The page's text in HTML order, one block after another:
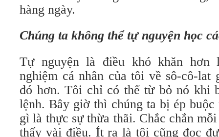
hàng ngày.
Chúng ta không thể tự nguyện học
Tự nguyện là điều khó khăn hơn
nghiệm cá nhân của tôi về sô-cô-lat
đó hơn. Tôi chỉ có thể từ bỏ nó khi
lệnh. Bây giờ thì chúng ta bị ép
gì là thực sự thừa thãi. Chắc chắn
thấy vài điều. Ít ra là tôi cũng đọc